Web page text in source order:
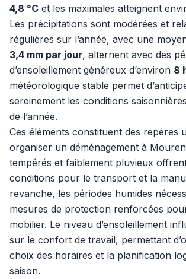
4,8 °C et les maximales atteignent
Les précipitations sont modérées et
régulières sur l’année, avec une
3,4 mm par jour, alternent avec des
d’ensoleillement généreux d’environ 8
météorologique stable permet
sereinement les conditions
de l’année.
Ces éléments constituent des repères
organiser un déménagement à
tempérés et faiblement pluvieux
conditions pour le transport et la
revanche, les périodes humides
mesures de protection renforcées
mobilier. Le niveau d’ensoleillement
sur le confort de travail, permettant
choix des horaires et la planification
saison.